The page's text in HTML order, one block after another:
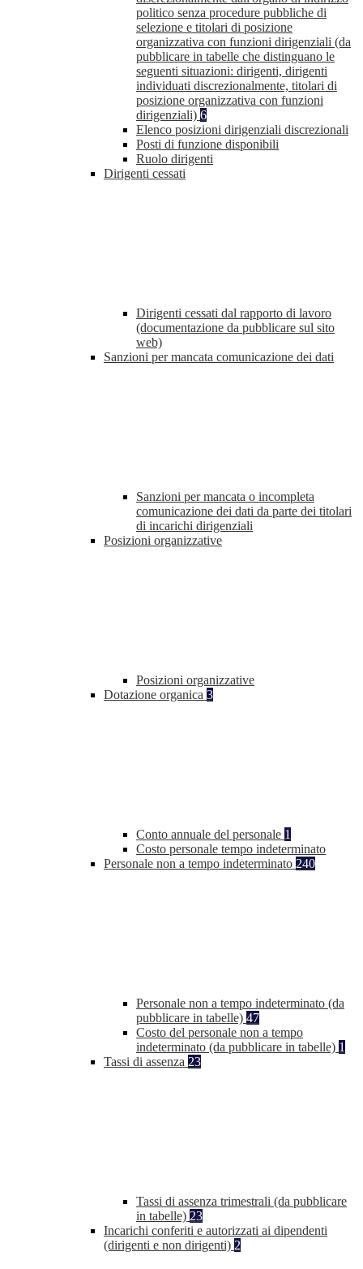
politico senza procedure pubbliche di
selezione e titolari di posizione
organizzativa con funzioni dirigenziali (da
pubblicare in tabelle che distinguano le
seguenti situazioni: dirigenti, dirigenti
individuati discrezionalmente, titolari di
posizione organizzativa con funzioni
dirigenziali) 6
Elenco posizioni dirigenziali discrezionali
Posti di funzione disponibili
Ruolo dirigenti
Dirigenti cessati
Dirigenti cessati dal rapporto di lavoro
(documentazione da pubblicare sul sito
web)
Sanzioni per mancata comunicazione dei dati
Sanzioni per mancata o incompleta
comunicazione dei dati da parte dei titolari
di incarichi dirigenziali
Posizioni organizzative
Posizioni organizzative
Dotazione organica 3
Conto annuale del personale 1
Costo personale tempo indeterminato
Personale non a tempo indeterminato 240
Personale non a tempo indeterminato (da
pubblicare in tabelle) 47
Costo del personale non a tempo
indeterminato (da pubblicare in tabelle) 1
Tassi di assenza 23
Tassi di assenza trimestrali (da pubblicare
in tabelle) 23
Incarichi conferiti e autorizzati ai dipendenti
(dirigenti e non dirigenti) 2